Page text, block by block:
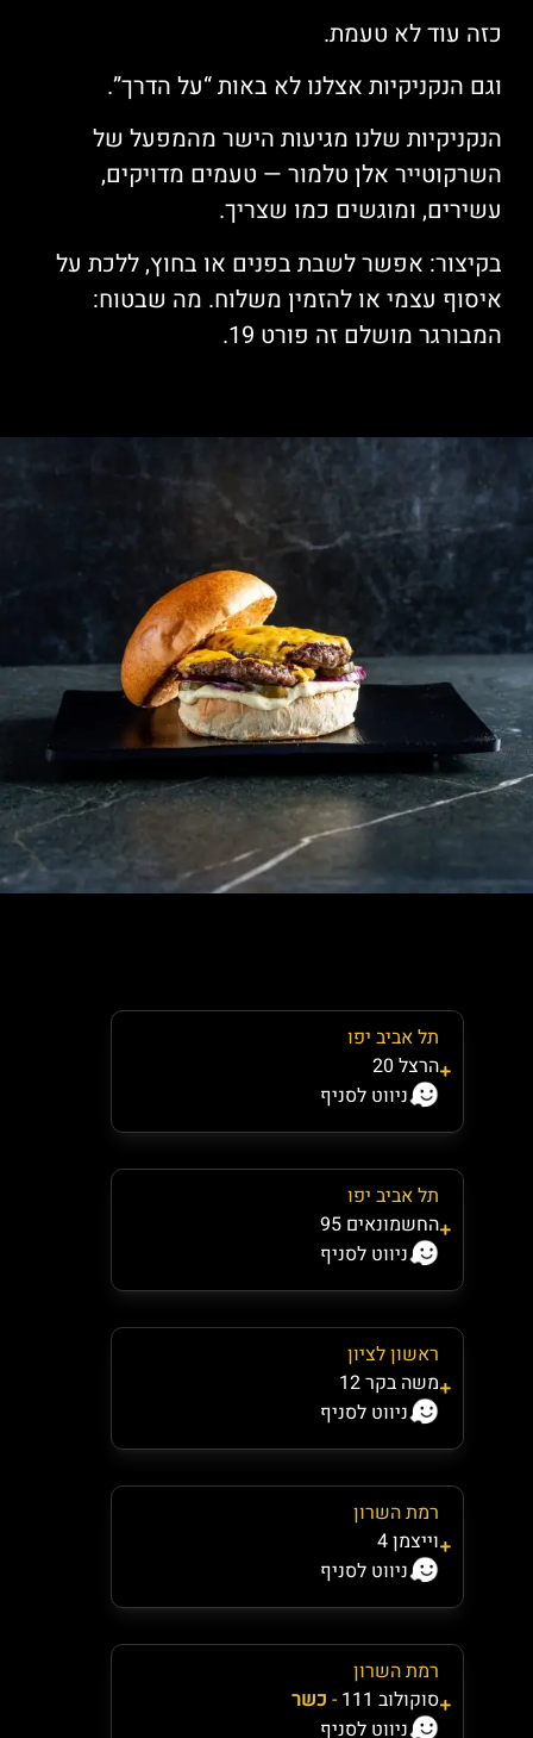
כזה עוד לא טעמת.
וגם הנקניקיות אצלנו לא באות “על הדרך”.
הנקניקיות שלנו מגיעות הישר מהמפעל של
השרקוטייר אלן טלמור — טעמים מדויקים,
עשירים, ומוגשים כמו שצריך.
בקיצור: אפשר לשבת בפנים או בחוץ, ללכת על
איסוף עצמי או להזמין משלוח. מה שבטוח:
המבורגר מושלם זה פורט 19.
תל אביב יפו
הרצל 20
ניווט לסניף
תל אביב יפו
החשמונאים 95
ניווט לסניף
ראשון לציון
משה בקר 12
ניווט לסניף
רמת השרון
וייצמן 4
ניווט לסניף
רמת השרון
סוקולוב 111
- כשר
ניווט לסניף